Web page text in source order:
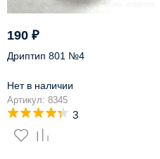
190 ₽
Дриптип 801 №4
Нет в наличии
Артикул: 8345
3